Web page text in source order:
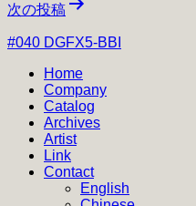
ビ
ゲ
次の投稿
#040 DGFX5-BBI
Home
Company
Catalog
Archives
Artist
Link
Contact
English